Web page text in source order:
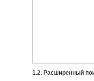
1.2. Расширенный